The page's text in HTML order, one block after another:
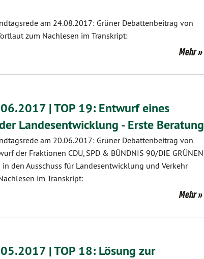
am 24.08.2017: Grüner Debattenbeitrag von
zum Nachlesen im Transkript:
Mehr
| TOP 19: Entwurf eines
Landesentwicklung - Erste Beratung
am 20.06.2017: Grüner Debattenbeitrag von
der Fraktionen CDU, SPD & BÜNDNIS 90/DIE GRÜNEN
den Ausschuss für Landesentwicklung und Verkehr
im Transkript:
Mehr
| TOP 18: Lösung zur